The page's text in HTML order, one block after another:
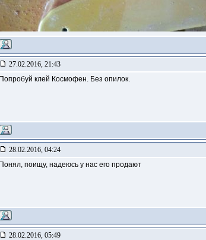
27.02.2016, 21:43
Попробуй клей Космофен. Без опилок.
28.02.2016, 04:24
Понял, поищу, надеюсь у нас его продают
28.02.2016, 05:49